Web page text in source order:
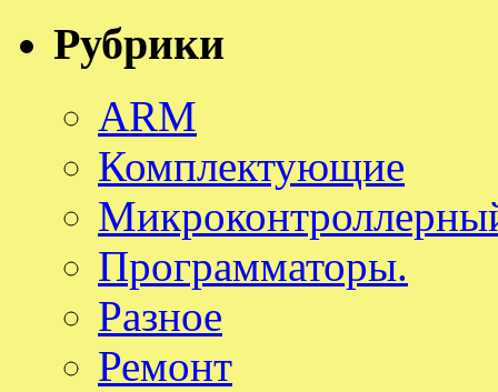
Рубрики
ARM
Комплектующие
Программаторы.
Разное
Ремонт